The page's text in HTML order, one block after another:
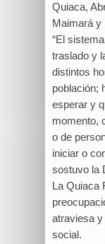
Quiaca,
Maimará y
“El
traslado y
distintos
población;
esperar y
momento,
o de
iniciar o
sostuvo la
La Quiaca
atraviesa y
social.